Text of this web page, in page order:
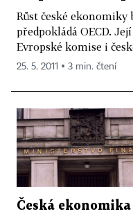
Růst české
předpokládá OECD.
Evropské komise i
25. 5. 2011 ▪ 3 min. čtení
Česká